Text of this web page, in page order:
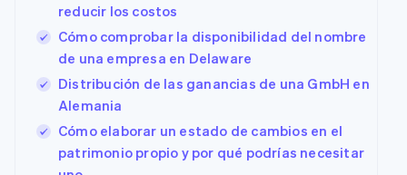
reducir los costos
Cómo comprobar la disponibilidad del nombre
de una empresa en Delaware
Distribución de las ganancias de una GmbH en
Alemania
Cómo elaborar un estado de cambios en el
patrimonio propio y por qué podrías necesitar